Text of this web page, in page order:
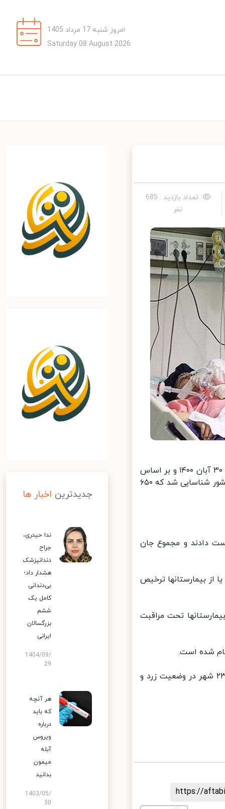
امروز شنبه 17 مرداد 1405
Saturday 08 August 2026
تعداد بازدید : 685
نفر
مرکز روابط عمومی و اطلاع رسانی وزارت بهداشت اعلام کرد: از دیروز تا امروز ۳۰ آبان ۱۴۰۰ و بر اساس
معیارهای قطعی تشخیصی، ۴ هزار و ۳۴۰ بیمار جدید مبتلا به کووید ۱۹ در کشور شناسایی شد که ۶۵۰
کووید ۱۹ جان خود را از دست دادند و مجموع جان
بهبود یافته و یا از بیمارستانها ترخیص
ویژه بیمارستانها تحت مراقبت
در حال حاضر ۸ شهر کشور در وضعیت قرمز، ۵۸ شهر در وضعیت نارنجی، ۲۳۶ شهر در وضعیت زرد و
https://
جدیدترین اخبار ها
ندا حیدری،
جراح
دندانپزشک
هشدار داد؛
بی‌دندانی
کامل یک
ششم
بزرگسالان
ایرانی
1404/09/
29
هر آنچه
که باید
درباره
ویروس
آبله
میمون
بدانید
1403/05/
30